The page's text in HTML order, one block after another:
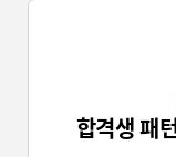
합격생 패